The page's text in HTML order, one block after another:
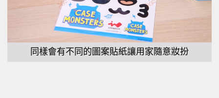
同樣會有不同的圖案貼紙讓用家隨意妝扮